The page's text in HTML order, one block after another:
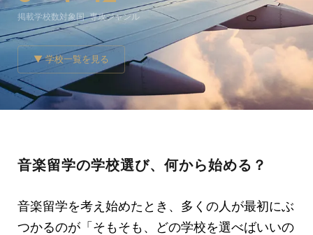
掲載学校数対象国 専攻ジャンル
▼ 学校一覧を見る
音楽留学の学校選び、何から始める？
音楽留学を考え始めたとき、多くの人が最初にぶ
つかるのが「そもそも、どの学校を選べばいいの